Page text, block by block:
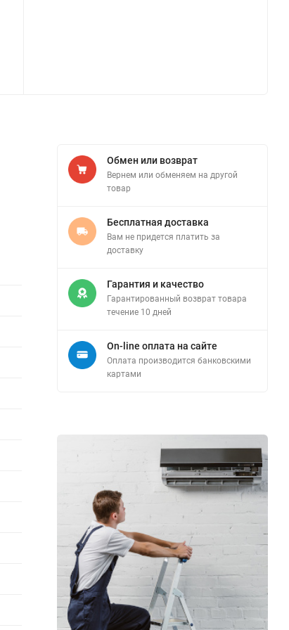
Обмен или возврат
Вернем или обменяем на другой
товар
Бесплатная доставка
Вам не придется платить за
доставку
Гарантия и качество
Гарантированный возврат товара
течение 10 дней
On-line оплата на сайте
Оплата производится банковскими
картами